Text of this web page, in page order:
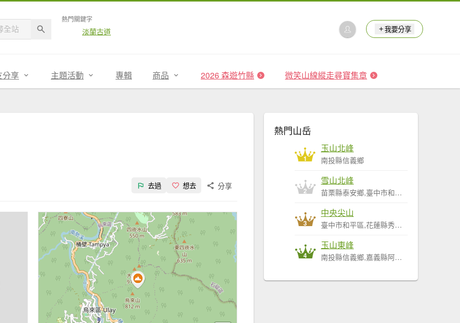
熱門關鍵字
淡蘭古道 我要分享
分享 主題活動 專輯 商品 2026 森遊竹縣 微笑山線縱走尋寶集章
去過 想去 分享
熱門山岳
1
玉山北峰
南投縣信義鄉
2
雪山北峰
苗栗縣泰安鄉,臺中市和平區
3
中央尖山
臺中市和平區,花蓮縣秀林鄉
4
玉山東峰
南投縣信義鄉,嘉義縣阿里山鄉